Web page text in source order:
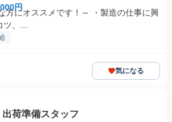
円
方にオススメです！～ ・製造の仕事に興
、...
気になる
荷準備スタッフ